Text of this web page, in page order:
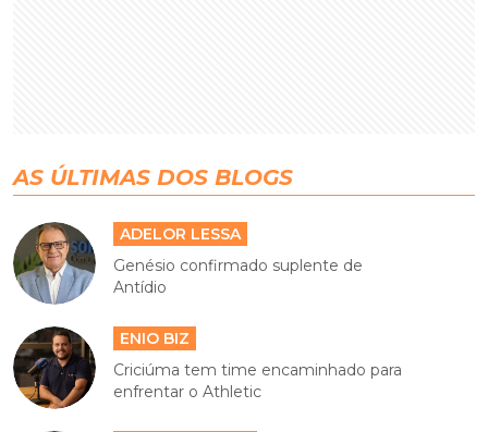
AS ÚLTIMAS DOS BLOGS
ADELOR LESSA
Genésio confirmado suplente de
Antídio
ENIO BIZ
Criciúma tem time encaminhado para
enfrentar o Athletic